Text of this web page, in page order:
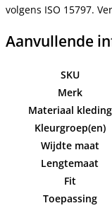
volgens ISO 15797.
Aanvullende
SKU
Merk
Materiaal kleding
Kleurgroep(en)
Wijdte maat
Lengtemaat
Fit
Toepassing